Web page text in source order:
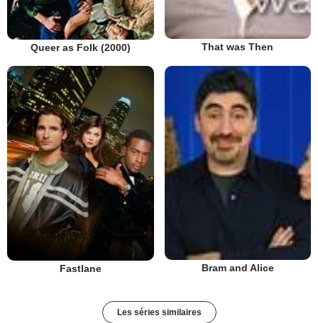
Queer as Folk (2000) That was Then
Fastlane Bram and Alice
Les séries similaires